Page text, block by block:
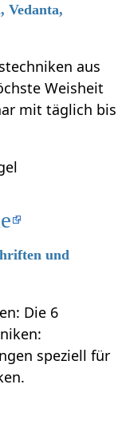
Vedanta,
aus
Weisheit
mit täglich bis
und
Die 6
speziell für